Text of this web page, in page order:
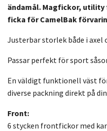
ändamål. Magfickor, utility
ficka för CamelBak
Justerbar storlek både i axel
Passar perfekt för sport
En väldigt funktionell väst
diverse packning direkt på
Front:
6 stycken frontfickor med